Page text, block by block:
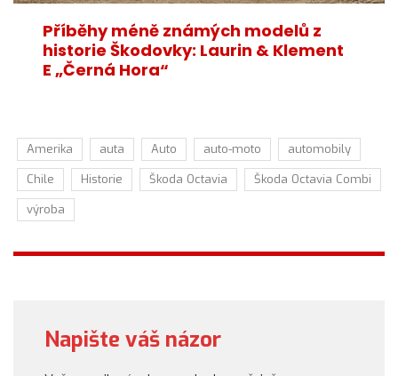
Příběhy méně známých modelů z
historie Škodovky: Laurin & Klement
E „Černá Hora“
Amerika auta Auto auto-moto
automobily
Chile
Historie Škoda Octavia
Škoda Octavia Combi
výroba
Napište váš názor